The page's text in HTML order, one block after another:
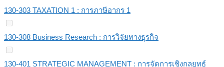
130-303 TAXATION 1 : การภาษีอากร 1
130-308 Business Research : การวิจัยทางธุรกิจ
130-401 STRATEGIC MANAGEMENT : การจัดการเชิงกลยุทธ์